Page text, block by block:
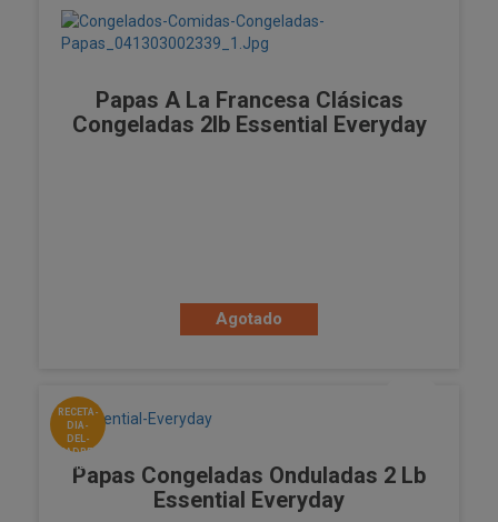
Papas A La Francesa Clásicas
Congeladas 2lb Essential Everyday
Agotado
RECETA-
DIA-
DEL-
PADRE-
HAMBURGUESA
Papas Congeladas Onduladas 2 Lb
Essential Everyday